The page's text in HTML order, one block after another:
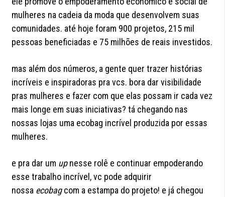
mulheres na cadeia da moda que desenvolvem suas
comunidades. até hoje foram 900 projetos, 215 mil
pessoas beneficiadas e 75 milhões de reais investidos.
mas além dos números, a gente quer trazer histórias
incríveis e inspiradoras pra vcs. bora dar visibilidade
pras mulheres e fazer com que elas possam ir cada vez
mais longe em suas iniciativas? tá chegando nas
nossas lojas uma ecobag incrível produzida por essas
mulheres.
e pra dar um upnesse rolê e continuar empoderando
esse trabalho incrível, vc pode adquirir
nossa ecobagcom a estampa do projeto! e já chegou